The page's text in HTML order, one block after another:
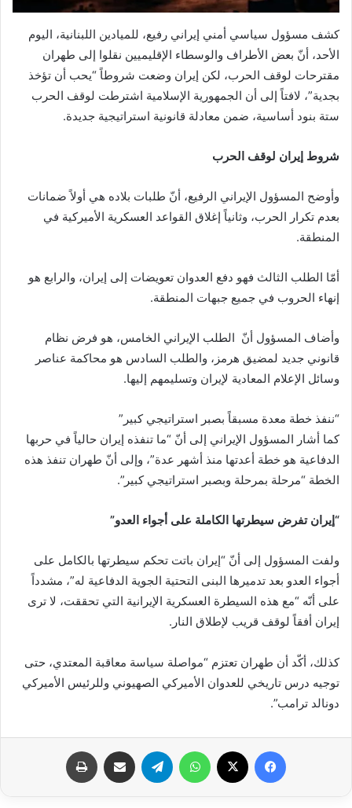
كشف مسؤول سياسي أمني إيراني رفيع، للميادين اللبنانية، اليوم
الأحد، أنّ بعض الأطراف والوسطاء الإقليميين نقلوا إلى طهران
مقترحات لوقف الحرب، لكن إيران وضعت شروطاً “يحب أن تؤخذ
بجدية”، لافتاً إلى أن الجمهورية الإسلامية اشترطت لوقف الحرب
ستة بنود أساسية، ضمن معادلة قانونية استراتيجية جديدة.
شروط إيران لوقف الحرب
وأوضح المسؤول الإيراني الرفيع، أنّ طلبات بلاده هي أولاً ضمانات
بعدم تكرار الحرب، وثانياً إغلاق القواعد العسكرية الأميركية في
المنطقة.
أمّا الطلب الثالث فهو دفع العدوان تعويضات إلى إيران، والرابع هو
إنهاء الحروب في جميع جبهات المنطقة.
وأضاف المسؤول أنّ الطلب الإيراني الخامس، هو فرض نظام
قانوني جديد لمضيق هرمز، والطلب السادس هو محاكمة عناصر
وسائل الإعلام المعادية لإيران وتسليمهم إليها.
“ننفذ خطة معدة مسبقاً بصبر استراتيجي كبير”
كما أشار المسؤول الإيراني إلى أنّ “ما تنفذه إيران حالياً في حربها
الدفاعية هو خطة أعدتها منذ أشهر عدة”، وإلى أنّ طهران تنفذ هذه
الخطة “مرحلة بمرحلة وبصبر استراتيجي كبير”.
“إيران تفرض سيطرتها الكاملة على أجواء العدو”
ولفت المسؤول إلى أنّ “إيران باتت تحكم سيطرتها بالكامل على
أجواء العدو بعد تدميرها البنى التحتية الجوية الدفاعية له”، مشدداً
على أنّه “مع هذه السيطرة العسكرية الإيرانية التي تحققت، لا ترى
إيران أفقاً لوقف قريب لإطلاق النار.
كذلك، أكّد أن طهران تعتزم “مواصلة سياسة معاقبة المعتدي، حتى
توجيه درس تاريخي للعدوان الأميركي الصهيوني وللرئيس الأميركي
دونالد ترامب”.
فيسبوك واتساب تيلقرام مشاركة عبر البريد